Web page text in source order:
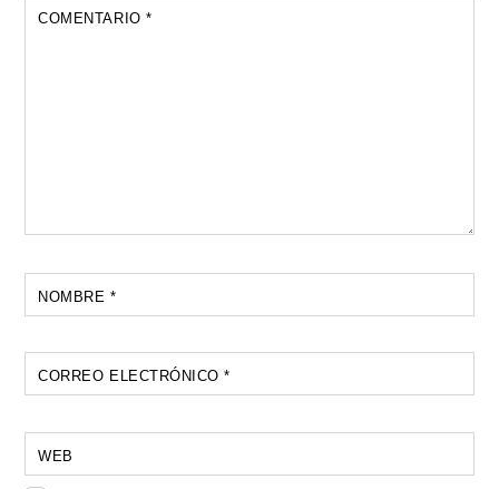
COMENTARIO*
NOMBRE *
CORREO ELECTRÓNICO*
WEB